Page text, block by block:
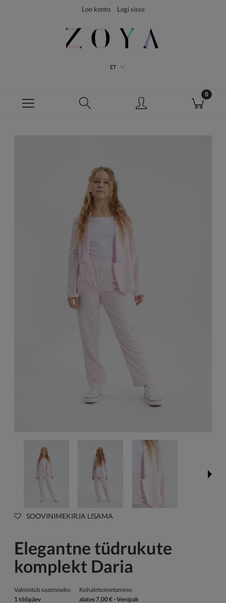
Loo konto Logi sisse
ET
SOOVINIMEKIRJA LISAMA
Elegantne tüdrukute
komplekt Daria
Valmistub saatmiseks:
1 tööpäev
Kohaletoimetamine:
alates 7,00 €- Venipak